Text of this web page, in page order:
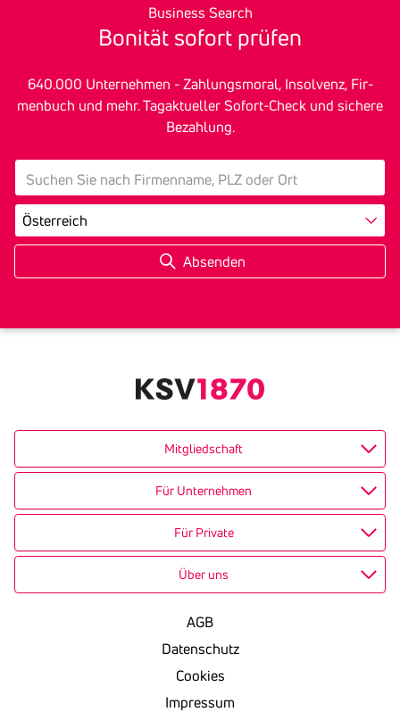
Business Search
Bonität sofort prüfen
640.000 Unter­nehmen - Zah­lungs­mo­ral, In­sol­venz, Fir­
men­buch und mehr. Tagak­tu­eller Sofort-Check und sichere
Bezah­lung.
search
Land
Mitgliedschaft
Für Unternehmen
Für Private
Über uns
AGB
Datenschutz
Cookies
Impressum